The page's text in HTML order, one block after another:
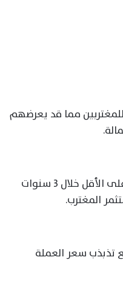
مما قد يعرضهم
– تشترط المبادرة استصلاح 60% على الأقل خلال 3 سنوات
المغترب.
تذبذب سعر العملة